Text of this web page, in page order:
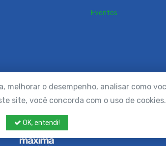
Eventos
melhorar o desempenho, analisar como
site, você concorda com o uso de cookies.
OK, entendi!